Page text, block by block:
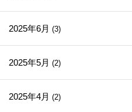
2025年6月 (3)
2025年5月 (2)
2025年4月 (2)